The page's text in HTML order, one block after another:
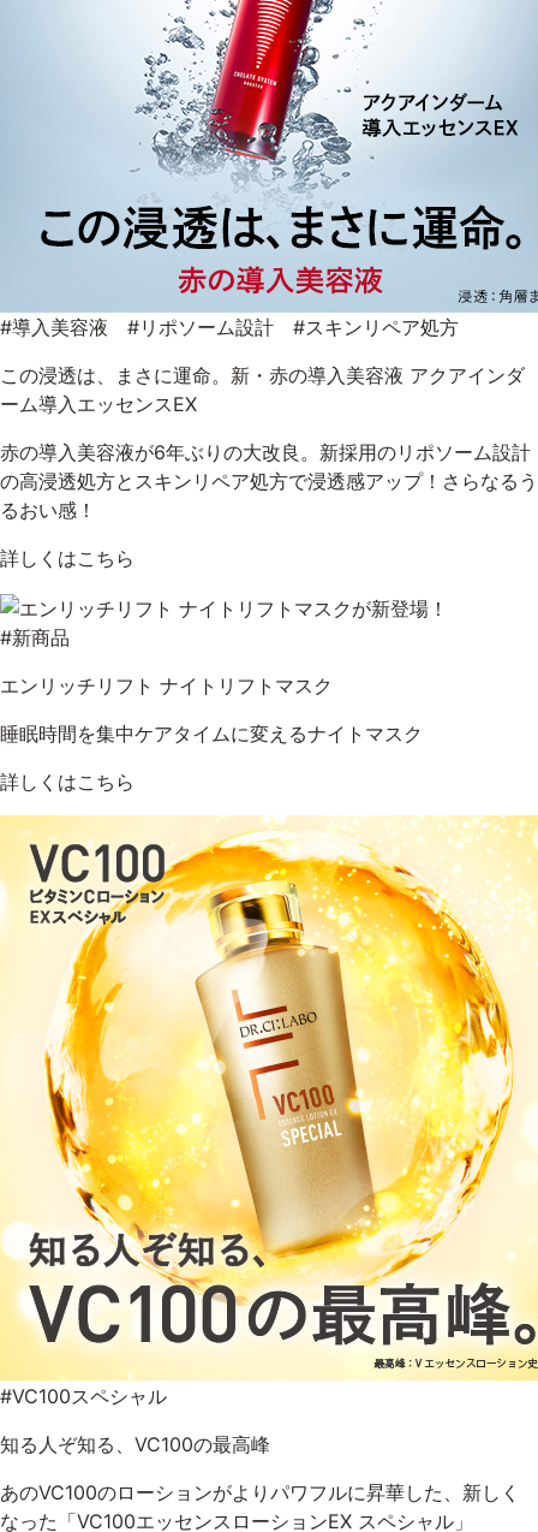
#導入美容液 #リポソーム設計 #スキンリペア処方
この浸透は、まさに運命。新・赤の導入美容液 アクアインダ
ーム導入エッセンスEX
赤の導入美容液が6年ぶりの大改良。新採用のリポソーム設計
の高浸透処方とスキンリペア処方で浸透感アップ！さらなるう
るおい感！
詳しくはこちら
#新商品
エンリッチリフト ナイトリフトマスク
睡眠時間を集中ケアタイムに変えるナイトマスク
詳しくはこちら
#VC100スペシャル
知る人ぞ知る、VC100の最高峰
あのVC100のローションがよりパワフルに昇華した、新しく
なった「VC100エッセンスローションEX スペシャル」